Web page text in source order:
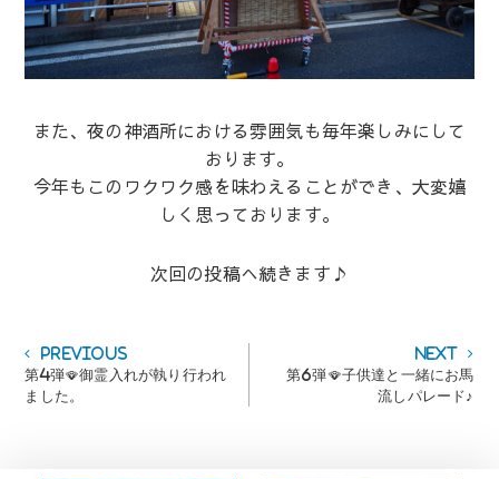
また、夜の神酒所における雰囲気も毎年楽しみにして
おります。
今年もこのワクワク感を味わえることができ、大変嬉
しく思っております。
次回の投稿へ続きます♪
投
稿
ナ
PreviousPrevious
post:
第4弾🪭御霊入れが執り行われ
ました。
Next
post:
第6弾🪭子供達と一緒にお馬
流しパレード♪